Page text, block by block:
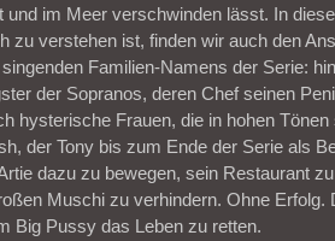
und im Meer verschwinden lässt. In
zu verstehen ist, finden wir auch den
Familien-Namens der Serie:
der Sopranos, deren Chef seinen
hysterische Frauen, die in hohen
der Tony bis zum Ende der Serie als
dazu zu bewegen, sein Restaurant
Muschi zu verhindern. Ohne Erfolg.
Big Pussy das Leben zu retten.